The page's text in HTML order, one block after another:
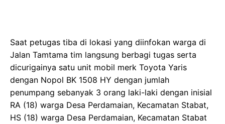
Saat petugas tiba di lokasi yang diinfokan warga di
Jalan Tamtama tim langsung berbagi tugas serta
dicurigainya satu unit mobil merk Toyota Yaris
dengan Nopol BK 1508 HY dengan jumlah
penumpang sebanyak 3 orang laki-laki dengan inisial
RA (18) warga Desa Perdamaian, Kecamatan Stabat,
HS (18) warga Desa Perdamaian, Kecamatan Stabat